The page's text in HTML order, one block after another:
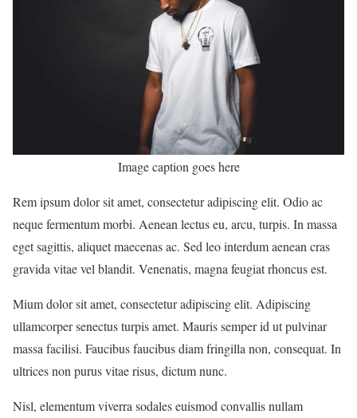
Image caption goes here
Rem ipsum dolor sit amet, consectetur adipiscing elit. Odio ac
neque fermentum morbi. Aenean lectus eu, arcu, turpis. In massa
eget sagittis, aliquet maecenas ac. Sed leo interdum aenean cras
gravida vitae vel blandit. Venenatis, magna feugiat rhoncus est.
Mium dolor sit amet, consectetur adipiscing elit. Adipiscing
ullamcorper senectus turpis amet. Mauris semper id ut pulvinar
massa facilisi. Faucibus faucibus diam fringilla non, consequat. In
ultrices non purus vitae risus, dictum nunc.
Nisl, elementum viverra sodales euismod convallis nullam